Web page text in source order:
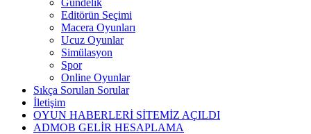
Gündelik
Editörün Seçimi
Macera Oyunları
Ucuz Oyunlar
Simülasyon
Spor
Online Oyunlar
Sıkça Sorulan Sorular
İletişim
OYUN HABERLERİ SİTEMİZ AÇILDI
ADMOB GELİR HESAPLAMA